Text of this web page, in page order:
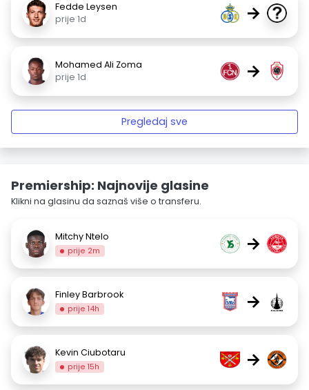
Fedde Leysen
prije 1d
→
Mohamed Ali Zoma
prije 1d
→
Pregledaj sve
Premiership: Najnovije glasine
Klikni na glasinu da saznaš više o transferu.
Mitchy Ntelo
prije 2m →
Finley Barbrook
prije 14h →
Kevin Ciubotaru
prije 15h →